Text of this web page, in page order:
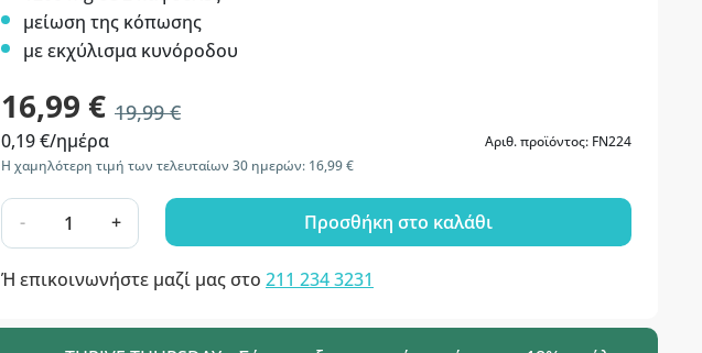
μείωση της κόπωσης
με εκχύλισμα κυνόροδου
16,99 € 19,99 €
0,19 €/ημέρα
Αριθ. προϊόντος: FN224
Η χαμηλότερη τιμή των τελευταίων 30 ημερών: 16,99 €
- + Προσθήκη στο καλάθι
Ή επικοινωνήστε μαζί μας στο 211 234 3231